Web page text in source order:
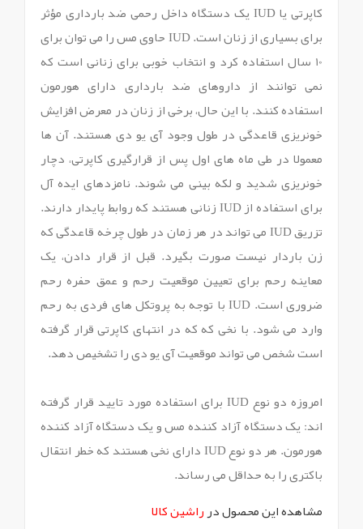
کاپرتی یا IUD یک دستگاه داخل رحمی ضد بارداری مؤثر
برای بسیاری از زنان است. IUD حاوی مس را می توان برای
10 سال استفاده کرد و انتخاب خوبی برای زنانی است که
نمی توانند از داروهای ضد بارداری دارای هورمون
استفاده کنند. با این حال، برخی از زنان در معرض افزایش
خونریزی قاعدگی در طول وجود آی یو دی هستند. آن ها
معمولا در طی ماه های اول پس از قرارگیری کاپرتی، دچار
خونریزی شدید و لکه بینی می شوند. نامزدهای ایده آل
برای استفاده از IUD زنانی هستند که روابط پایدار دارند.
تزریق IUD می تواند در هر زمان در طول چرخه قاعدگی که
زن باردار نیست صورت بگیرد. قبل از قرار دادن، یک
معاینه رحم برای تعیین موقعیت رحم و عمق حفره رحم
ضروری است. IUD با توجه به پروتکل های فردی به رحم
وارد می شود. با نخی که که در انتهای کاپرتی قرار گرفته
است شخص می تواند موقعیت آی یو دی را تشخیص دهد.
امروزه دو نوع IUD برای استفاده مورد تایید قرار گرفته
اند: یک دستگاه آزاد کننده مس و یک دستگاه آزاد کننده
هورمون. هر دو نوع IUD دارای نخی هستند که خطر انتقال
باکتری را به حداقل می رساند.
مشاهده این محصول درراشین کالا